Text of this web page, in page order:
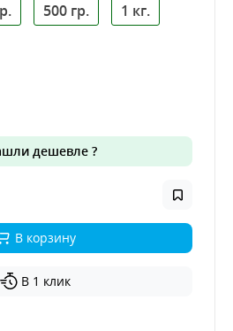
500 гр.
1 кг.
дешевле ?
В корзину
В 1 клик